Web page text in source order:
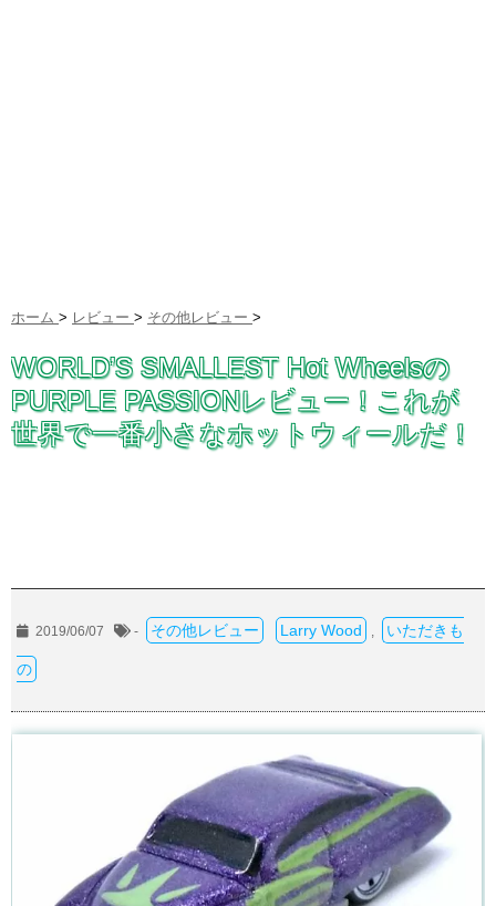
ホーム > レビュー > その他レビュー >
WORLD’S SMALLEST Hot Wheelsの
PURPLE PASSIONレビュー！これが
世界で一番小さなホットウィールだ！
2019/06/07 - その他レビュー Larry Wood いただきも
の